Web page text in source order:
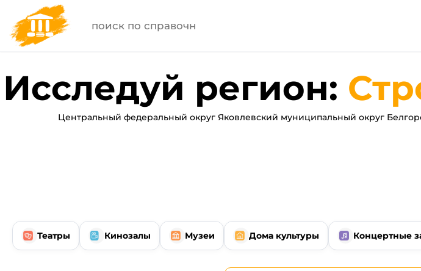
Исследуй регион:
Центральный федеральный округ Яковлевский муниципальный округ
Театры Кинозалы Музеи Дома культуры Концертные